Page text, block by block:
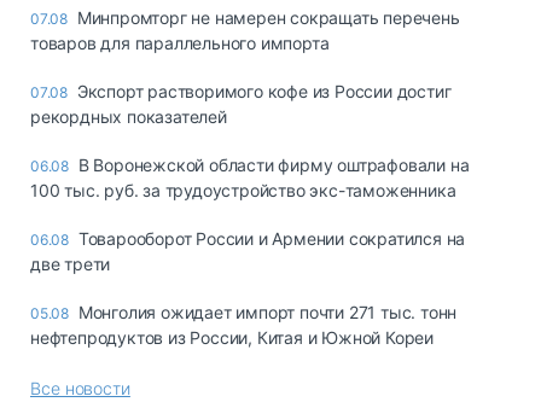
07.08 Минпромторг не намерен сокращать перечень
товаров для параллельного импорта
07.08 Экспорт растворимого кофе из России достиг
рекордных показателей
06.08 В Воронежской области фирму оштрафовали на
100 тыс. руб. за трудоустройство экс-таможенника
06.08 Товарооборот России и Армении сократился на
две трети
05.08 Монголия ожидает импорт почти 271 тыс. тонн
нефтепродуктов из России, Китая и Южной Кореи
Все новости